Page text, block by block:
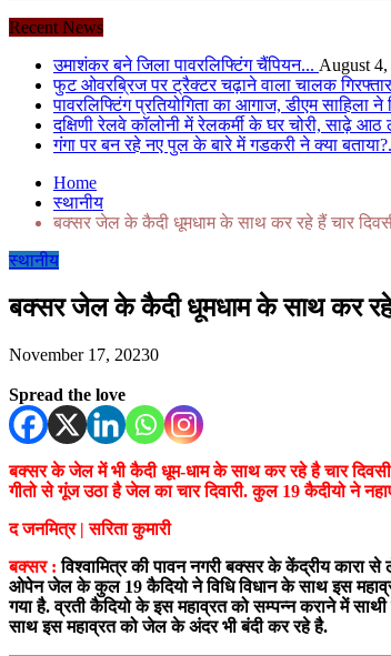
Recent News
उमाशंकर बने जिला पावरलिफ्टिंग चैंपियन... August
फुट ओवरब्रिज पर ट्रैक्टर चढ़ाने वाला चालक
पावरलिफ्टिंग प्रतियोगिता का आगाज, डीएम साहिला
दक्षिणी रेलवे कॉलोनी में रेलकर्मी के घर चोरी, साढ़े आठ
गंगा पर बन रहे नए पुल के बारे में गडकरी ने क्या
Home
स्थानीय
बक्सर जेल के कैदी धूमधाम के साथ कर रहे हैं चार
स्थानीय
बक्सर जेल के कैदी धूमधाम के साथ कर रहे
November 17, 20230
Spread the love
बक्सर के जेल में भी कैदी धूम-धाम के साथ कर रहे है चार
गीतो से गूंज उठा है जेल का चार दिवारी. कुल 19 कैदीयो ने
द जनमित्र | सरिता कुमारी
बक्सर : विश्वामित्र की पावन नगरी बक्सर के केंद्रीय कारा
ओपेन जेल के कुल 19 कैदियो ने विधि विधान के साथ इस
गया है. व्रती कैदियो के इस महाव्रत को सम्पन्न कराने में
साथ इस महाव्रत को जेल के अंदर भी बंदी कर रहे है.